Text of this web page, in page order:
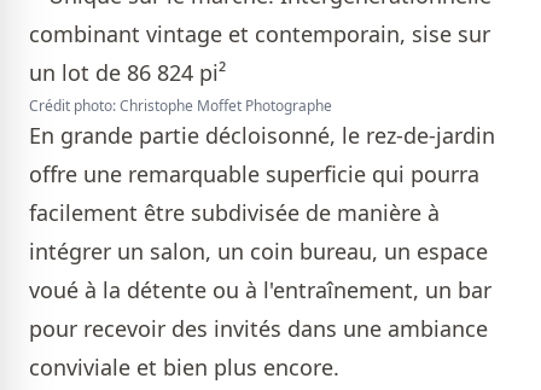
Crédit photo: Christophe Moffet Photographe
En grande partie décloisonné, le rez-de-jardin
offre une remarquable superficie qui pourra
facilement être subdivisée de manière à
intégrer un salon, un coin bureau, un espace
voué à la détente ou à l'entraînement, un bar
pour recevoir des invités dans une ambiance
conviviale et bien plus encore.